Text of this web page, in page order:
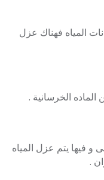
المياه فهناك عزل
الماده الخرسانية .
و فيها يتم عزل المياه
.